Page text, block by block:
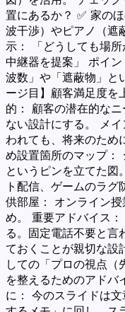
置にあるか？ ✅ 家の
波干渉）やピアノ（遮
示： 「どうしても場
中継器を提案」 ポイ
波数」や「遮蔽物」と
ージ目】顧客満足度を
的： 顧客の潜在的な
ない設計にする。 メ
われても、将来のため
め設置箇所のマップ：
というピンを立てた図
ト配信、ゲームのラ
供部屋： オンライン
め。 重要アドバイス
る。固定電話不要と言
ておくことが親切な設
しての「プロの視点
を整えるためのアドバ
に： 今のスライドは